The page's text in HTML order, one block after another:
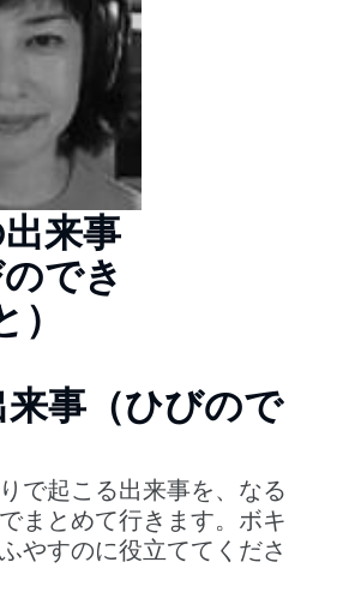
来事
のでき
）
来事（ひびので
で起こる出来事を、なる
まとめて行きます。ボキ
やすのに役立ててくださ